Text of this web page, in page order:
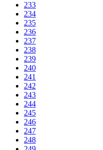
233
234
235
236
237
238
239
240
241
242
243
244
245
246
247
248